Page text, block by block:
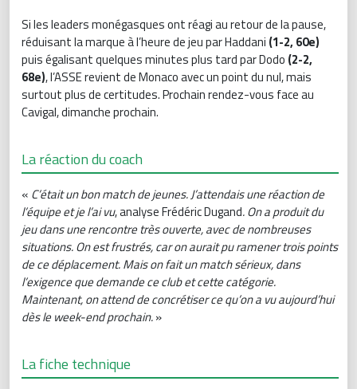
Si les leaders monégasques ont réagi au retour de la pause,
réduisant la marque à l’heure de jeu par Haddani (1-2, 60e)
puis égalisant quelques minutes plus tard par Dodo (2-2,
68e), l’ASSE revient de Monaco avec un point du nul, mais
surtout plus de certitudes. Prochain rendez-vous face au
Cavigal, dimanche prochain.
La réaction du coach
« C’était un bon match de jeunes. J’attendais une réaction de
l’équipe et je l’ai vu, analyse Frédéric Dugand. On a produit du
jeu dans une rencontre très ouverte, avec de nombreuses
situations. On est frustrés, car on aurait pu ramener trois points
de ce déplacement. Mais on fait un match sérieux, dans
l’exigence que demande ce club et cette catégorie.
Maintenant, on attend de concrétiser ce qu’on a vu aujourd’hui
dès le week-end prochain.»
La fiche technique